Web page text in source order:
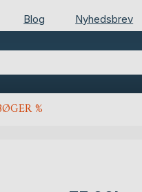
Blog Nyhedsbrev
%